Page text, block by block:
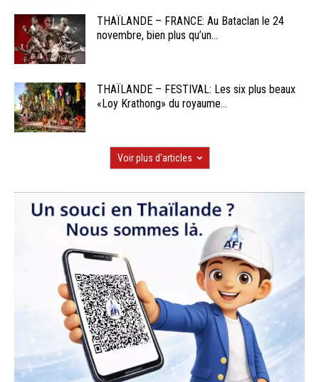
THAÏLANDE – FRANCE: Au Bataclan le 24
novembre, bien plus qu’un...
THAÏLANDE – FESTIVAL: Les six plus beaux
«Loy Krathong» du royaume...
Voir plus d'articles